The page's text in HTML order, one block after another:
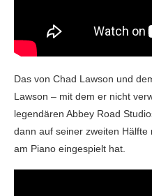
Das von Chad Lawson und
Lawson – mit dem er nicht
legendären Abbey Road
dann auf seiner zweiten
am Piano eingespielt hat.